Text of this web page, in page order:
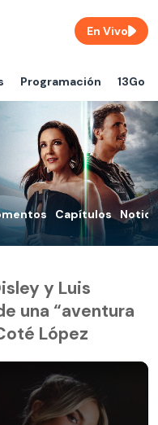
Programación 13Go
En Vivo
Capítulos
y Luis
una “aventura
López